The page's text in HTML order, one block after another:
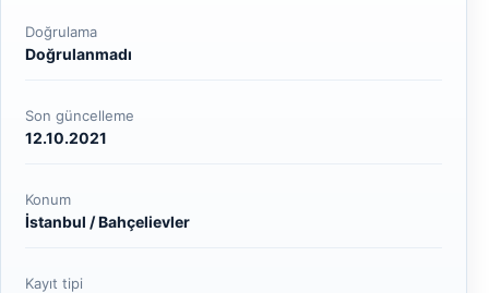
Doğrulama
Doğrulanmadı
Son güncelleme
12.10.2021
Konum
İstanbul / Bahçelievler
Kayıt tipi